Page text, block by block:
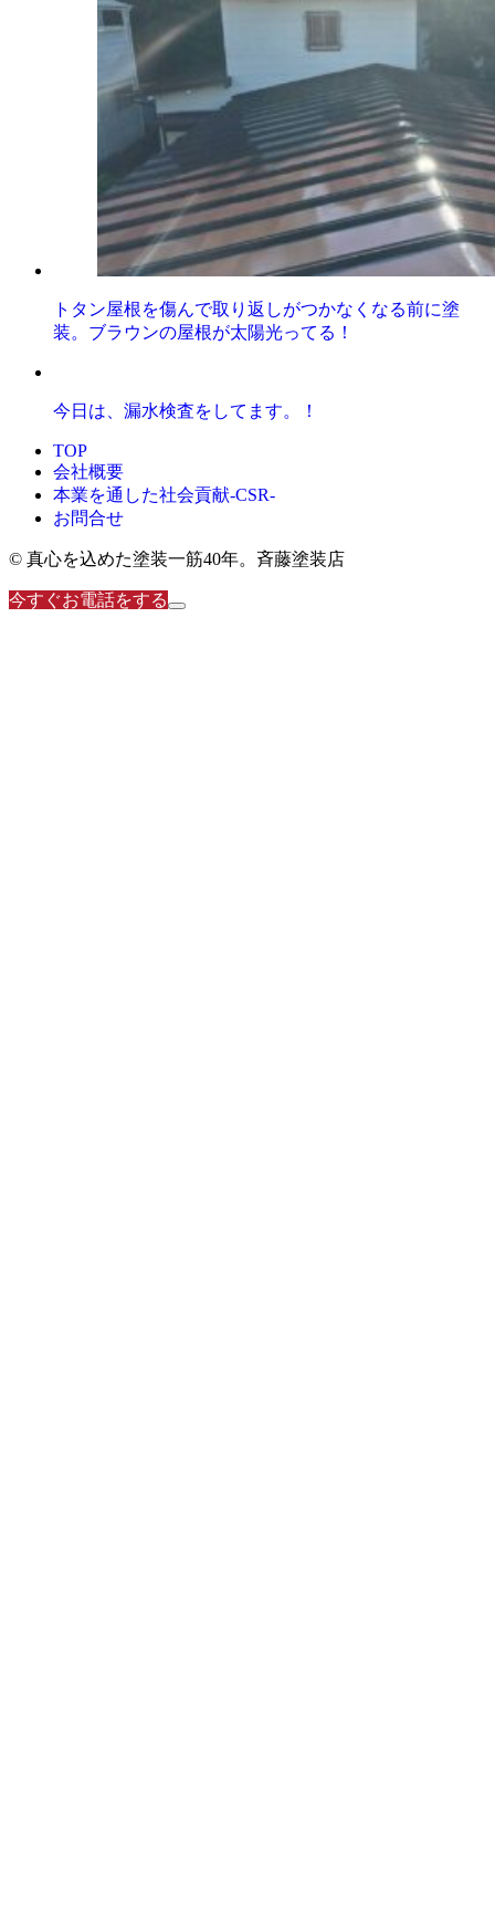
トタン屋根を傷んで取り返しがつかなくなる前に塗
装。ブラウンの屋根が太陽光ってる！
今日は、漏水検査をしてます。！
TOP
会社概要
本業を通した社会貢献-CSR-
お問合せ
© 真心を込めた塗装一筋40年。斉藤塗装店
今すぐお電話をする